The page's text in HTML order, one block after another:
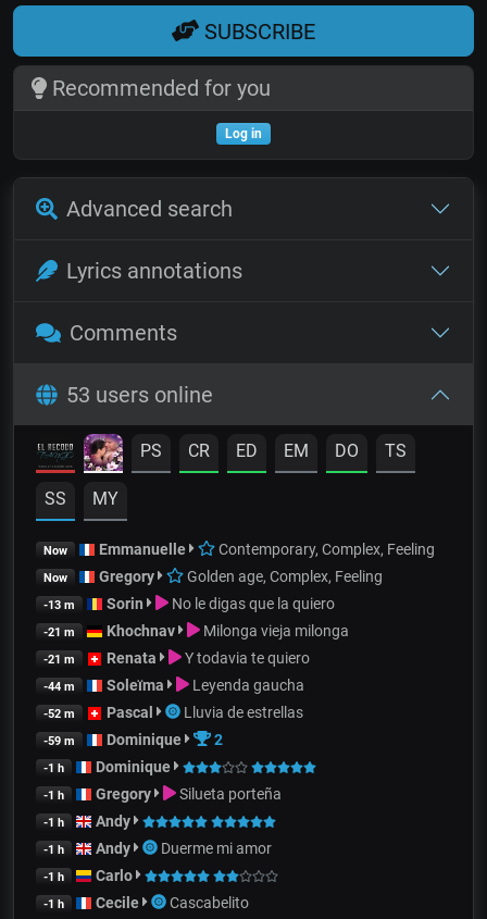
SUBSCRIBE
Recommended for you
Log in
Advanced search
Lyrics annotations
Comments
53 users online
PS CR ED EM DO TS
SS MY
Now Emmanuelle Contemporary, Complex, Feeling
Now Gregory Golden age, Complex, Feeling
-13 m Sorin No le digas que la quiero
-21 m Khochnav Milonga vieja milonga
-21 m Renata Y todavia te quiero
-44 m Soleïma Leyenda gaucha
-52 m Pascal Lluvia de estrellas
-59 m Dominique 2
-1 h Dominique
-1 h Gregory Silueta porteña
-1 h Andy
-1 h Andy Duerme mi amor
-1 h Carlo
-1 h Cecile Cascabelito